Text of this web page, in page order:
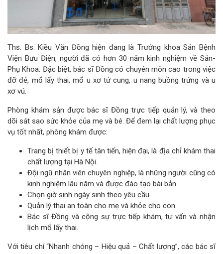
Ths. Bs. Kiều Văn Đồng hiện đang là Trưởng khoa Sản Bệnh
Viện Bưu Điện, người đã có hơn 30 năm kinh nghiệm về Sản-
Phụ Khoa. Đặc biệt, bác sĩ Đồng có chuyên môn cao trong việc
đỡ đẻ, mổ lấy thai, mổ u xơ tử cung, u nang buồng trứng và u
xơ vú.
Phòng khám sản được bác sĩ Đồng trực tiếp quản lý, và theo
dõi sát sao sức khỏe của mẹ và bé. Để đem lại chất lượng phục
vụ tốt nhất, phòng khám được:
Trang bị thiết bị y tế tân tiến, hiện đại, là địa chỉ khám thai
chất lượng tại Hà Nội.
Đội ngũ nhân viên chuyên nghiệp, là những người cũng có
kinh nghiệm lâu năm và được đào tạo bài bản.
Chọn giờ sinh ngày sinh theo yêu cầu.
Quản lý thai an toàn cho mẹ và khỏe cho con.
Bác sĩ Đồng và cộng sự trực tiếp khám, tư vấn và nhận
lịch mổ lấy thai.
Với tiêu chí “Nhanh chóng – Hiệu quả – Chất lượng”, các bác sĩ